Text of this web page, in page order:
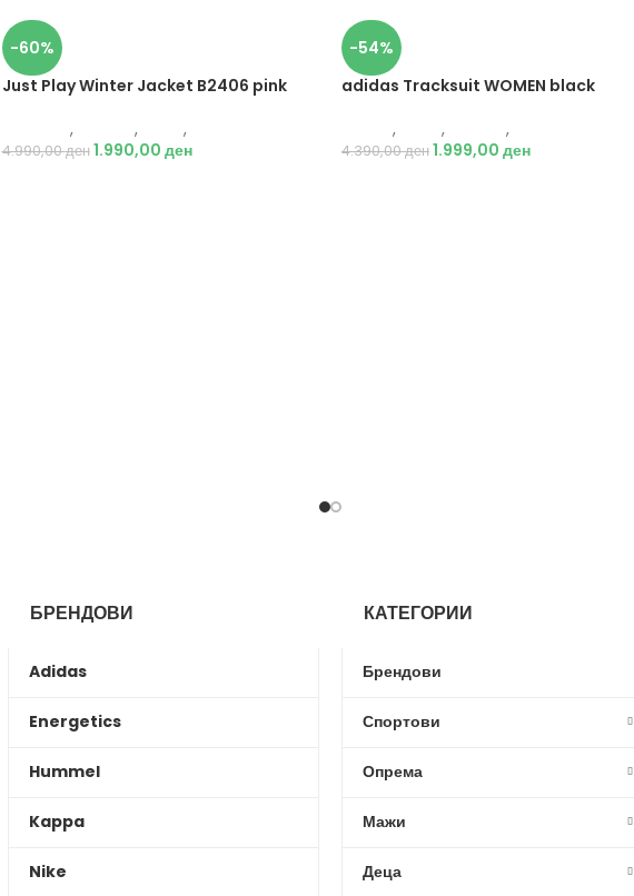
-60%
Just Play Winter Jacket B2406 pink
, , ,
4.990,00ден 1.990,00 ден
-54%
adidas Tracksuit WOMEN black
, , ,
4.390,00ден1.999,00 ден
БРЕНДОВИ
Adidas
Energetics
Hummel
Kappa
Nike
КАТЕГОРИИ
Брендови
Спортови
Опрема
Мажи
Деца